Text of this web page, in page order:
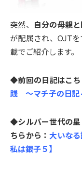
突然、 自分の母親
が配属され、OJT
載でご紹介します。
◆前回の日記はこち
践 ～マチ子の日記
◆シルバー世代の星
ちらから： 大いな
私は銀子５】